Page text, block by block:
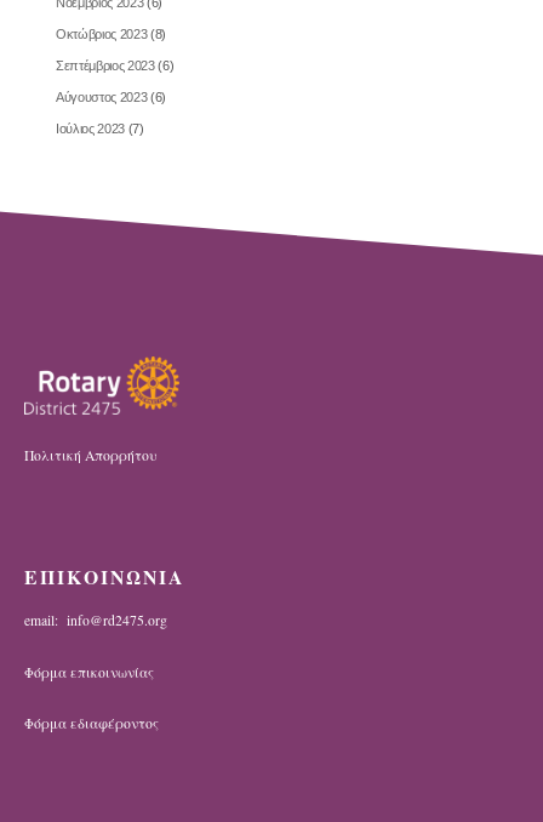
Οκτώβριος 2023(8)
Σεπτέμβριος 2023(6)
Αύγουστος 2023(6)
Ιούλιος 2023 (7)
Πολιτική Απορρήτου
ΕΠΙΚΟΙΝΩΝΙΑ
email: info@rd2475.org
Φόρμα επικοινωνίας
Φόρμα εδιαφέροντος